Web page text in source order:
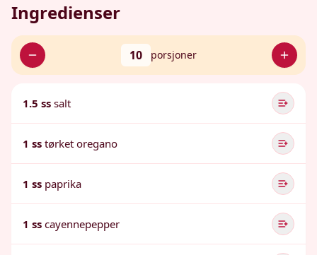
Ingredienser
10 porsjoner
1.5 ss salt
1 ss tørket oregano
1 ss paprika
1 ss cayennepepper